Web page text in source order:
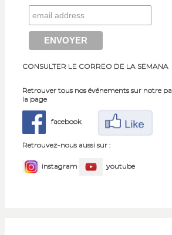
CONSULTER LE CORREO DE LA SEMANA
Retrouver tous nos événements sur notre
la page
facebook
Retrouvez-nous aussi sur :
instagram youtube